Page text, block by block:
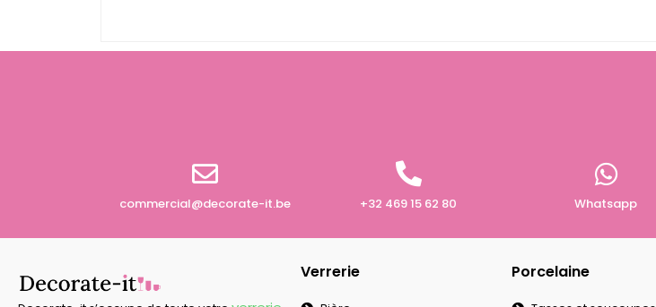
commercial@decorate-it.be +32 469 15 62 80 Whatsapp
Verrerie Porcelaine